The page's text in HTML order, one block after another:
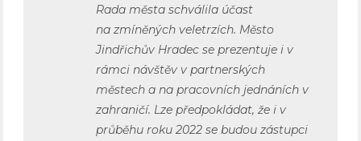
Rada města schválila účast
na zmíněných veletrzích. Město
Jindřichův Hradec se prezentuje i v
rámci návštěv v partnerských
městech a na pracovních jednáních v
zahraničí. Lze předpokládat, že i v
průběhu roku 2022 se budou zástupci